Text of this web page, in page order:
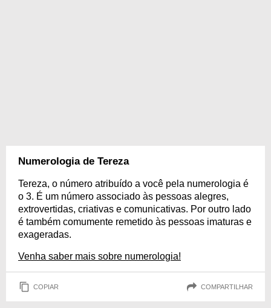
Numerologia de Tereza
Tereza, o número atribuído a você pela numerologia é
o 3. É um número associado às pessoas alegres,
extrovertidas, criativas e comunicativas. Por outro lado
é também comumente remetido às pessoas imaturas e
exageradas.
Venha saber mais sobre numerologia!
COPIAR COMPARTILHAR